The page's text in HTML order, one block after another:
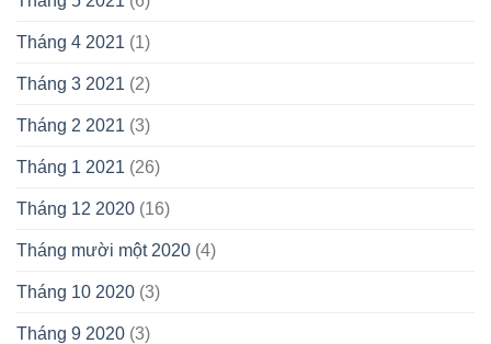
Tháng 4 2021 (1)
Tháng 3 2021 (2)
Tháng 2 2021 (3)
Tháng 1 2021 (26)
Tháng 12 2020 (16)
Tháng mười một 2020 (4)
Tháng 10 2020 (3)
Tháng 9 2020 (3)